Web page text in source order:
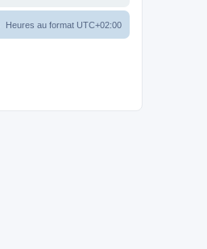
Heures au format UTC+02:00